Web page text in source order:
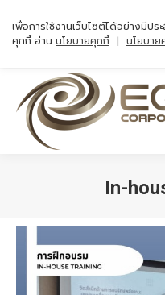
In-
เพื่อการใช้งานเว็บไซต์ได้อย่างมีปร
คุกกี้ อ่าน นโยบายคุกกี้ | นโยบาย